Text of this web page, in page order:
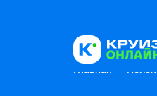
Главная